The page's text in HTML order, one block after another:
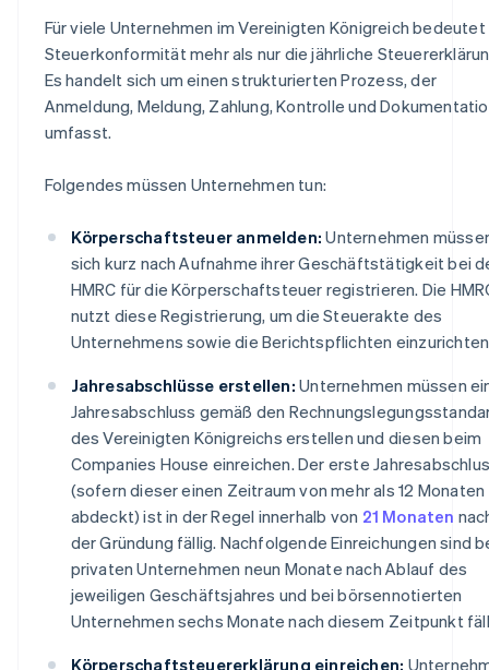
Für viele Unternehmen im Vereinigten Königreich bedeutet
Steuerkonformität mehr als nur die jährliche
Es handelt sich um einen strukturierten Prozess, der
Anmeldung, Meldung, Zahlung, Kontrolle und
umfasst.
Folgendes müssen Unternehmen tun:
Körperschaftsteuer anmelden: Unternehmen
sich kurz nach Aufnahme ihrer Geschäftstätigkeit bei
HMRC für die Körperschaftsteuer registrieren. Die
nutzt diese Registrierung, um die Steuerakte des
Unternehmens sowie die Berichtspflichten
Jahresabschlüsse erstellen: Unternehmen müssen
Jahresabschluss gemäß den
des Vereinigten Königreichs erstellen und diesen beim
Companies House einreichen. Der erste
(sofern dieser einen Zeitraum von mehr als 12 Monaten
abdeckt) ist in der Regel innerhalb von 21 Monaten
der Gründung fällig. Nachfolgende Einreichungen sind
privaten Unternehmen neun Monate nach Ablauf des
jeweiligen Geschäftsjahres und bei börsennotierten
Unternehmen sechs Monate nach diesem Zeitpunkt
Körperschaftsteuererklärung einreichen: